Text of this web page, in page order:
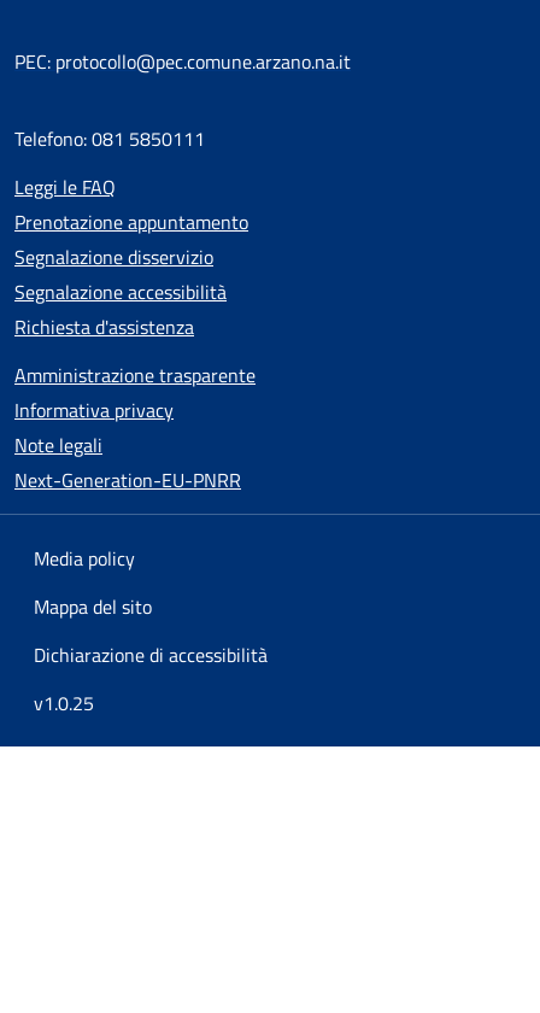
PEC: protocollo@pec.comune.arzano.na.it
Telefono: 081 5850111
Leggi le FAQ
Prenotazione appuntamento
Segnalazione disservizio
Segnalazione accessibilità
Richiesta d'assistenza
Amministrazione trasparente
Informativa privacy
Note legali
Next-Generation-EU-PNRR
Media policy
Mappa del sito
Dichiarazione di accessibilità
v1.0.25